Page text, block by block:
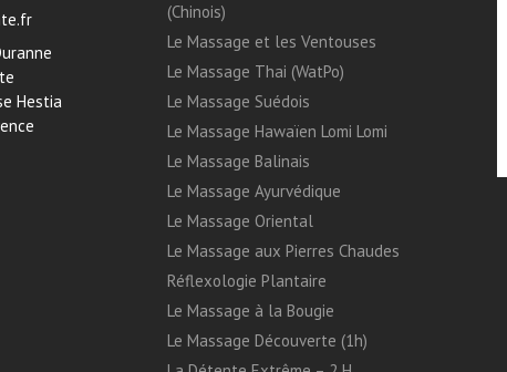
Hestia
(Chinois)
Le Massage et les Ventouses
Le Massage Thai (WatPo)
Le Massage Suédois
Le Massage Hawaïen Lomi Lomi
Le Massage Balinais
Le Massage Ayurvédique
Le Massage Oriental
Le Massage aux Pierres Chaudes
Réflexologie Plantaire
Le Massage à la Bougie
Le Massage Découverte (1h)